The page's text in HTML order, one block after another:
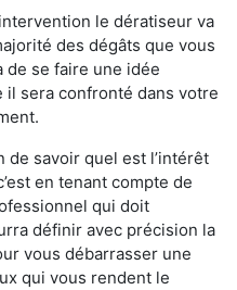
le dératiseur va
des dégâts que vous
de se faire une idée
il sera confronté dans votre
de savoir quel est l’intérêt
en tenant compte de
qui doit
définir avec précision la
vous débarrasser une
qui vous rendent le